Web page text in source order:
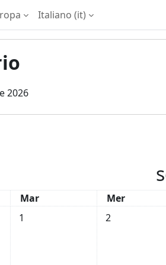
Italiano ‎(it)‎
2026
Martedì
Mar Mercoledì
Mer
Nessun evento, martedì 1
1 Nessun
2